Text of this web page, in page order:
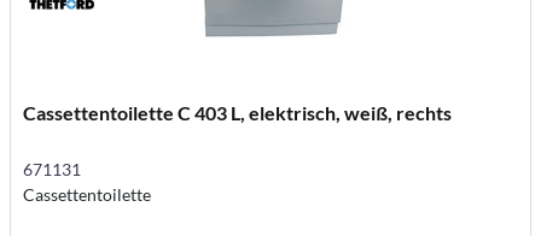
Cassettentoilette C 403 L, elektrisch, weiß, rechts
671131
Cassettentoilette